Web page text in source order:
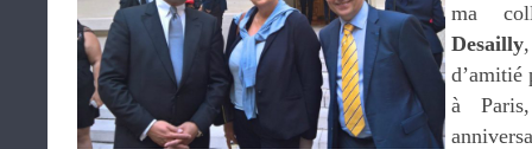
ma
Desailly
d’amitié
à